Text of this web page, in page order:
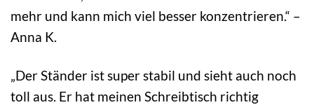
mehr und kann mich viel besser konzentrieren.“ –
Anna K.
„Der Ständer ist super stabil und sieht auch noch
toll aus. Er hat meinen Schreibtisch richtig